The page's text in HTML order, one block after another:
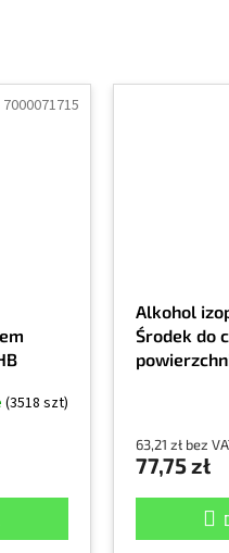
(3518 szt)
7000071715
Alkohol
Środek do
63,21 zł bez
77,75 zł